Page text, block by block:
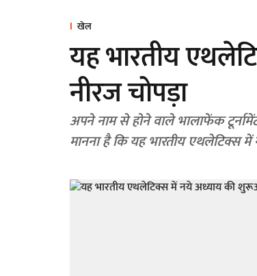
खेल
यह भारतीय
नीरज चोपड़ा
अपने नाम से होने वाले भालाफेंक
मानना है कि यह भारतीय